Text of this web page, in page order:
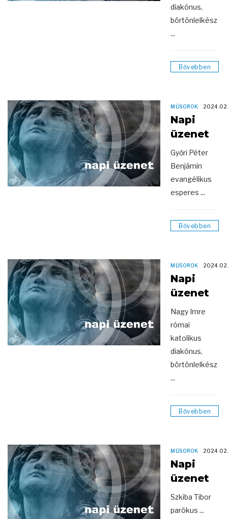
diakónus,
börtönlelkész
...
Bővebben
MŰSOROK
Napi
üzenet
Győri Péter
Benjámin
evangélikus
esperes ...
Bővebben
MŰSOROK
Napi
üzenet
Nagy Imre
római
katolikus
diakónus,
börtönlelkész
...
Bővebben
MŰSOROK
Napi
üzenet
Szkiba Tibor
parókus ...